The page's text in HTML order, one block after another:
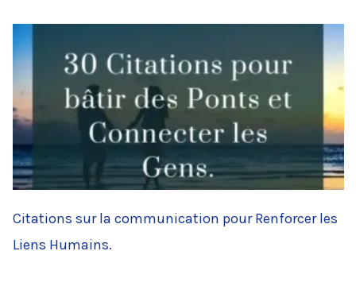
Citations sur la communication pour Renforcer les
Liens Humains.